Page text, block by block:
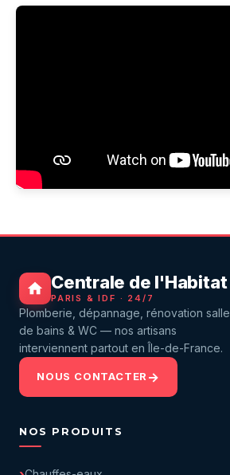
Centrale de l'Habitat
PARIS & IDF · 24/7
Plomberie, dépannage, rénovation salle
de bains & WC — nos artisans
interviennent partout en Île-de-France.
NOUS CONTACTER
NOS PRODUITS